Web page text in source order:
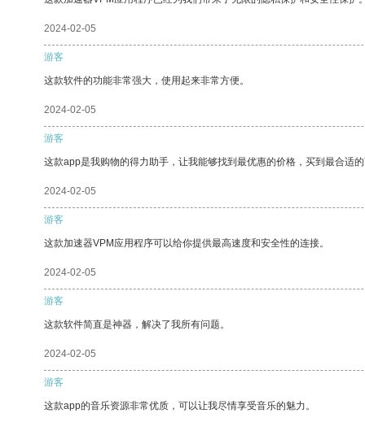
2024-02-05
游客
这款软件的功能非常强大，使用起来非常方便。
2024-02-05
游客
这款app是我购物的得力助手，让我能够找到最优惠的价格，买到最合适
2024-02-05
游客
这款加速器VPM应用程序可以给你提供最高速度和安全性的连接。
2024-02-05
游客
这款软件简直是神器，解决了我所有问题。
2024-02-05
游客
这款app的音乐资源非常优质，可以让我尽情享受音乐的魅力。